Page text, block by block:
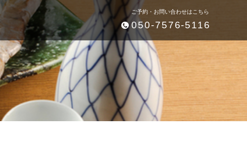
ご予約・お問い合わせはこちら
050-7576-5116